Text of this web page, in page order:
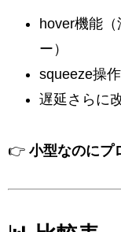
hover機能
ー）
squeeze操
遅延さらに
👉小型なのにプ